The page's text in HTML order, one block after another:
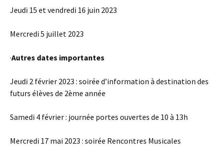
Jeudi 15 et vendredi 16 juin 2023
Mercredi 5 juillet 2023
·Autres dates importantes
Jeudi 2 février 2023 : soirée d’information à destination des
futurs élèves de 2ème année
Samedi 4 février : journée portes ouvertes de 10 à 13h
Mercredi 17 mai 2023 : soirée Rencontres Musicales